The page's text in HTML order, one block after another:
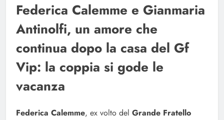
Federica Calemme e Gianmaria
Antinolfi, un amore che
continua dopo la casa del Gf
Vip: la coppia si gode le
vacanza
Federica Calemme, ex volto del Grande Fratello